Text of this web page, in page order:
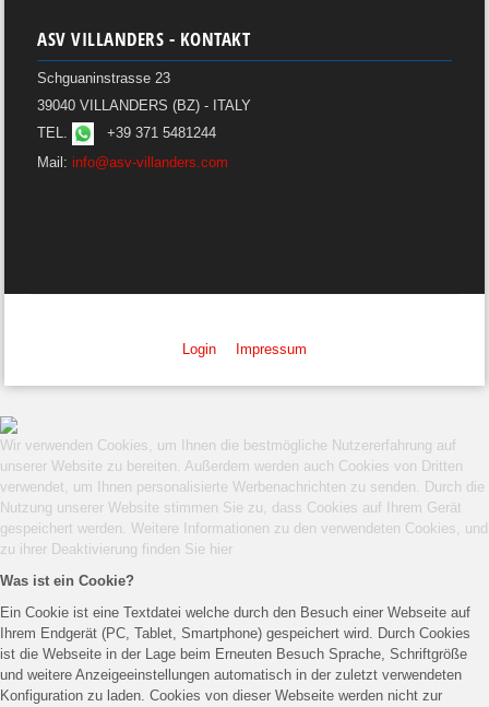
ASV VILLANDERS - KONTAKT
Schguaninstrasse 23
39040 VILLANDERS (BZ) - ITALY
TEL.
+39 371 5481244
Mail: info@asv-villanders.com
Login Impressum
Wir verwenden Cookies, um Ihnen die bestmögliche Nutzererfahrung auf
unserer Website zu bereiten. Außerdem werden auch Cookies von Dritten
verwendet, um Ihnen personalisierte Werbenachrichten zu senden. Durch die
Nutzung unserer Website stimmen Sie zu, dass Cookies auf Ihrem Gerät
gespeichert werden. Weitere Informationen zu den verwendeten Cookies, und
zu ihrer Deaktivierung finden Sie hier
Was ist ein Cookie?
Ein Cookie ist eine Textdatei welche durch den Besuch einer Webseite auf
Ihrem Endgerät (PC, Tablet, Smartphone) gespeichert wird. Durch Cookies
ist die Webseite in der Lage beim Erneuten Besuch Sprache, Schriftgröße
und weitere Anzeigeeinstellungen automatisch in der zuletzt verwendeten
Konfiguration zu laden. Cookies von dieser Webseite werden nicht zur